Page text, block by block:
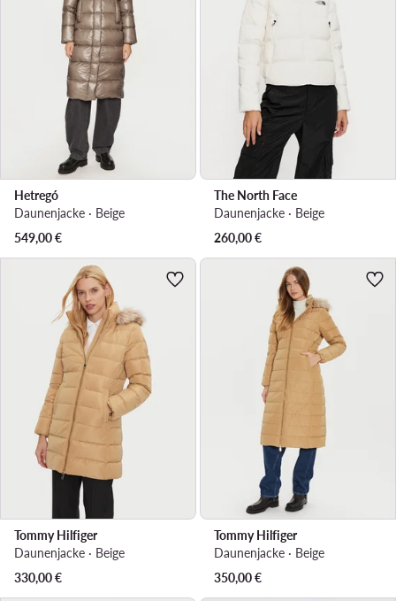
Hetregó
Daunenjacke · Beige
549,00€
The North Face
Daunenjacke · Beige
260,00€
Tommy Hilfiger
Daunenjacke · Beige
330,00€
Tommy Hilfiger
Daunenjacke · Beige
350,00€